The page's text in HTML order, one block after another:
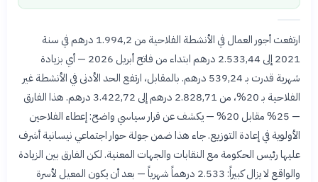
ارتفعت أجور العمال في الأنشطة الفلاحية من 1.994,2 درهم في سنة
2021 إلى 2.533,44 درهم ابتداء من فاتح أبريل 2026 — أي بزيادة
شهرية قدرت بـ 539,24 درهم. بالمقابل، ارتفع الحد الأدنى في الأنشطة غير
الفلاحية بـ 20%، من 2.828,71 درهم إلى 3.422,72 درهم. هذا الفارق
— 25% مقابل 20% — يكشف عن قرار سياسي واضح: إعطاء الفلاحين
الأولوية في إعادة التوزيع. جاء هذا ضمن جولة حوار اجتماعي نيسانية أشرف
عليها رئيس الحكومة مع النقابات والجهات المعنية. لكن الفارق بين الزيادة
والواقع لا يزال كبيراً: 2.533 درهماً شهرياً — بعد أن يكون المعيل لأسرة